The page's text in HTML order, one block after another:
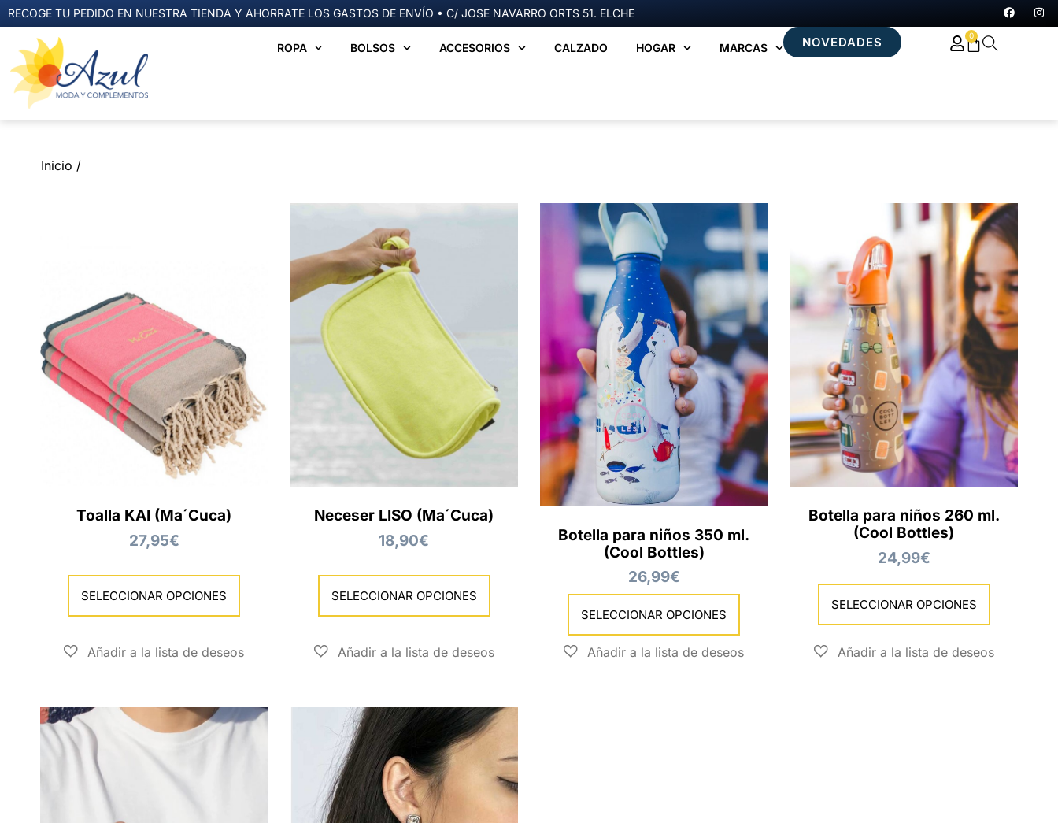
RECOGE TU PEDIDO EN NUESTRA TIENDA Y AHORRATE LOS GASTOS DE ENVÍO • C/ JOSE NAVARRO ORTS 51. ELCHE
ROPA BOLSOS ACCESORIOS CALZADO HOGAR MARCAS NOVEDADES 0
Inicio /
Toalla KAI (Ma´Cuca)
27,95€
SELECCIONAR OPCIONES
Neceser LISO (Ma´Cuca)
18,90€
SELECCIONAR OPCIONES
Botella para niños 350 ml.
(Cool Bottles)
26,99€
SELECCIONAR OPCIONES
Botella para niños 260 ml.
(Cool Bottles)
24,99€
SELECCIONAR OPCIONES